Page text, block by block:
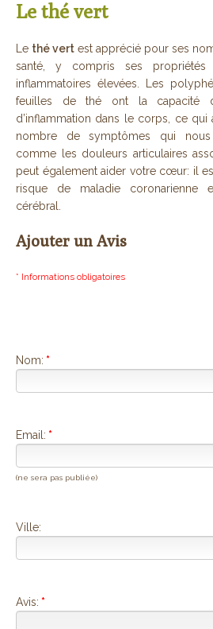
Le thé vert
Le thé vert est apprécié pour ses
santé, y compris ses propriétés
inflammatoires élevées. Les
feuilles de thé ont la capacité
d’inflammation dans le corps, ce qui
nombre de symptômes qui nous
comme les douleurs articulaires
peut également aider votre cœur: il
risque de maladie coronarienne
cérébral.
Ajouter un Avis
* Informations obligatoires
Nom: *
Email: *
(ne sera pas publiée)
Ville:
Avis: *